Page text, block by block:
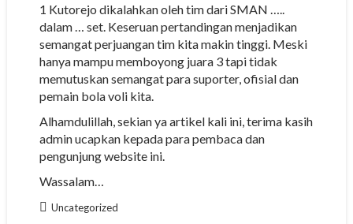
1 Kutorejo dikalahkan oleh tim dari SMAN …..
dalam … set. Keseruan pertandingan menjadikan
semangat perjuangan tim kita makin tinggi. Meski
hanya mampu memboyong juara 3 tapi tidak
memutuskan semangat para suporter, ofisial dan
pemain bola voli kita.
Alhamdulillah, sekian ya artikel kali ini, terima kasih
admin ucapkan kepada para pembaca dan
pengunjung website ini.
Wassalam…
Uncategorized